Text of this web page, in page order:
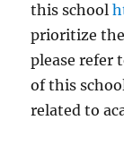
this school
prioritize
please refer
of this
related to